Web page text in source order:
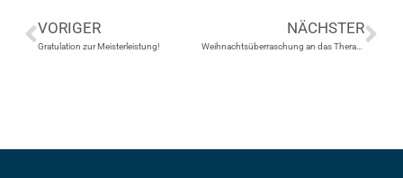
VORIGER
Gratulation zur Meisterleistung!
NÄCHSTER
Weihnachtsüberraschung an das Therapiezentrum Weidenhof und das Regenbogental